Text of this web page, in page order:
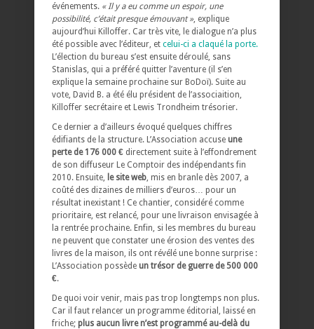
événements. « Il y a eu comme un espoir, une
possibilité, c’était presque émouvant » , explique
aujourd’hui Killoffer. Car très vite, le dialogue n’a plus
été possible avec l’éditeur, et celui-ci a claqué la porte.
L’élection du bureau s’est ensuite déroulé, sans
Stanislas, qui a préféré quitter l’aventure (il s’en
explique la semaine prochaine sur BoDoï). Suite au
vote, David B. a été élu président de l’associaition,
Killoffer secrétaire et Lewis Trondheim trésorier.
Ce dernier a d’ailleurs évoqué quelques chiffres
édifiants de la structure. L’Association accuse une
perte de 176 000 € directement suite à l’effondrement
de son diffuseur Le Comptoir des indépendants fin
2010. Ensuite,
le site web , mis en branle dès 2007, a
coûté des dizaines de milliers d’euros… pour un
résultat inexistant ! Ce chantier, considéré comme
prioritaire, est relancé, pour une livraison envisagée à
la rentrée prochaine. Enfin, si les membres du bureau
ne peuvent que constater une érosion des ventes des
livres de la maison, ils ont révélé une bonne surprise :
L’Association possède un trésor de guerre de 500 000
€.
De quoi voir venir, mais pas trop longtemps non plus.
Car il faut relancer un programme éditorial, laissé en
friche; plus aucun livre n’est programmé au-delà du